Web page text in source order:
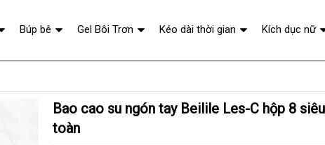
Bao cao su ngón tay Beilile Les-C hộp 8 siêu mỏng an
toàn
Búp bê Gel Bôi Trơn Kéo dài thời gian Kích dục nữ